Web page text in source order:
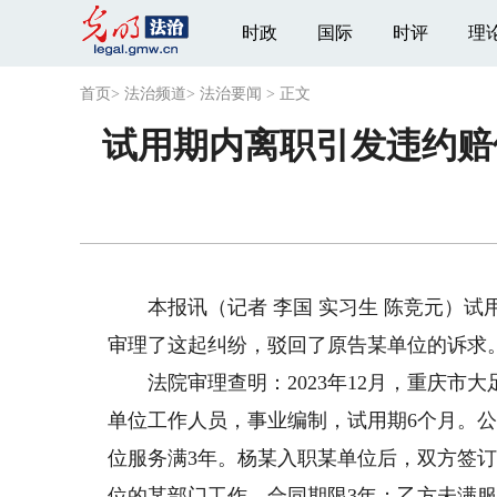
时政 国际 时评 理
首页 > 法治频道> 法治要闻 > 正文
试用期内离职引发违约
本报讯（记者 李国 实习生 陈竞元）试
审理了这起纠纷，驳回了原告某单位的诉求
法院审理查明：2023年12月，重庆市大
单位工作人员，事业编制，试用期6个月。
位服务满3年。杨某入职某单位后，双方签